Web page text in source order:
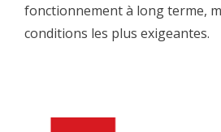
fonctionnement à long terme,
conditions les plus exigeantes.